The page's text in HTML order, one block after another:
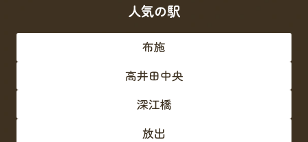
人気の駅
布施
高井田中央
深江橋
放出